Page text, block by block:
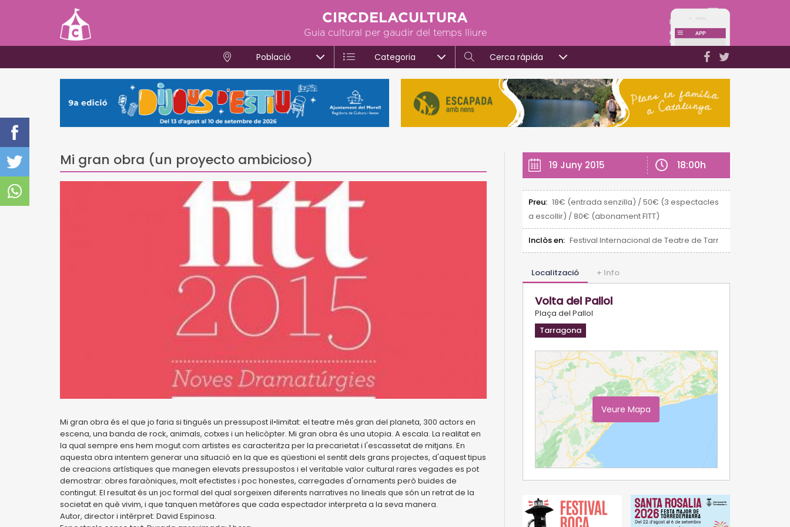
CIRCDELACULTURA
Guia cultural per gaudir del temps lliure
Població Categoria Cerca ràpida
Mi gran obra (un proyecto ambicioso)
Mi gran obra és el que jo faria si tingués un pressupost il•limitat: el teatre més gran del planeta, 300 actors en
escena, una banda de rock, animals, cotxes i un helicòpter. Mi gran obra és una utopia. A escala. La realitat en
la qual sempre ens hem mogut com artistes es caracteritza per la precarietat i l'escassetat de mitjans. En
aquesta obra intentem generar una situació en la que es qüestioni el sentit dels grans projectes, d'aquest tipus
de creacions artístiques que manegen elevats pressupostos i el veritable valor cultural rares vegades es pot
demostrar: obres faraòniques, molt efectistes i poc honestes, carregades d'ornaments però buides de
contingut. El resultat és un joc formal del qual sorgeixen diferents narratives no lineals que són un retrat de la
societat en què vivim, i que tanquen metàfores que cada espectador interpreta a la seva manera.
Autor, director i intèrpret: David Espinosa.
19 Juny 2015 18:00h
Preu: 18€ (entrada senzilla) / 50€ (3 espectacles
a escollir) / 80€ (abonament FITT)
Inclòs en: Festival Internacional de Teatre de Tarragona
Localització + Info
Volta del Pallol
Plaça del Pallol
Tarragona
Veure Mapa